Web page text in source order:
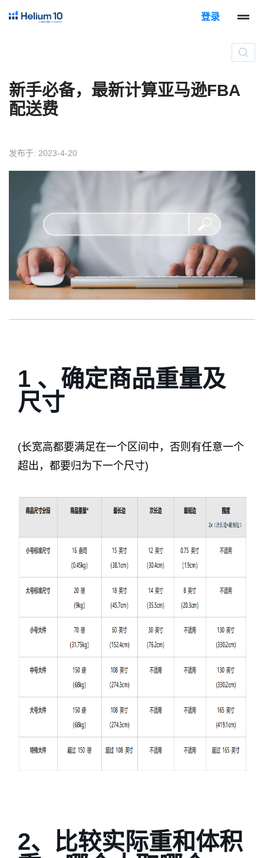
登录
新手必备，最新计算亚马逊FBA
配送费
发布于: 2023-4-20
1 、确定商品重量及
尺寸
(长宽高都要满足在一个区间中，否则有任意一个
超出，都要归为下一个尺寸)
2、比较实际重和体积